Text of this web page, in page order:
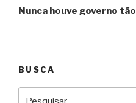
Nunca houve governo
BUSCA